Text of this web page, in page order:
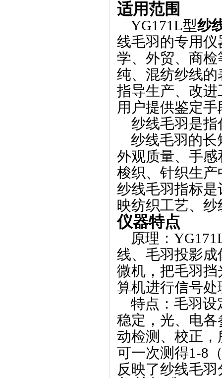
适用范围
YG171L型纱
线毛羽的专用
学、外贸、商
纯、混纺纱线
指导生产、改
用户提供鉴定手
纱线毛羽是
纱线毛羽的长
外观质量、手
梭织、针织生
纱线毛羽指标
映纺织工艺、
仪器特点
原理：
线、毛羽投影
微机，把毛羽
算机进行信号
特点：毛羽设
稳定，光、电
动检测、校正
可一次测得1-8
反映了纱线毛